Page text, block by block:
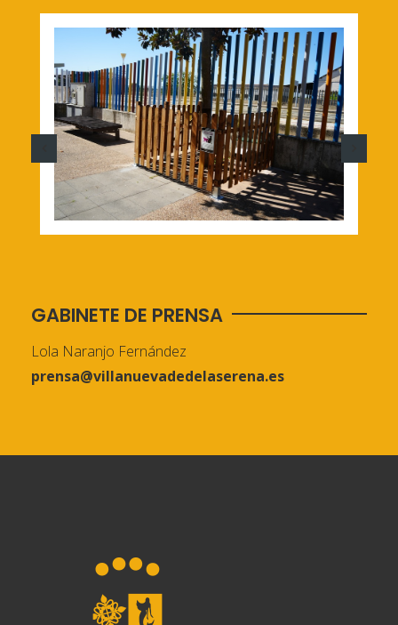
GABINETE DE PRENSA
Lola Naranjo Fernández
prensa@villanuevadedelaserena.es